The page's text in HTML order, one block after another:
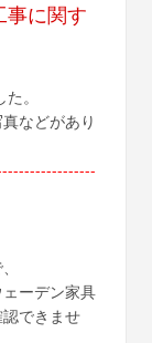
事に関す
。
などがあり
ーデン家具
できませ